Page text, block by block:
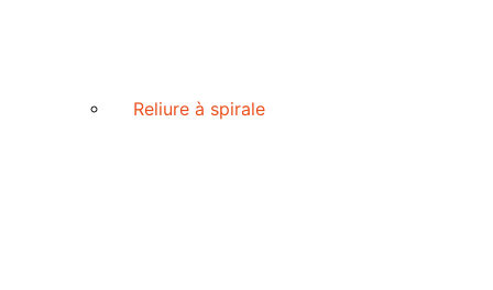
Reliure à spirale